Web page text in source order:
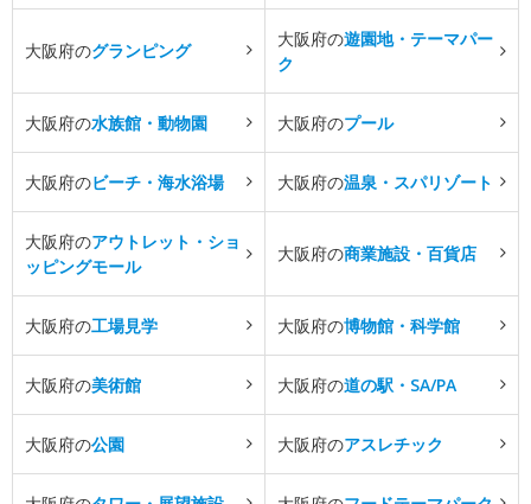
大阪府のグランピング
大阪府の遊園地・テーマパー
ク
大阪府の水族館・動物園 大阪府のプール
大阪府のビーチ・海水浴場 大阪府の温泉・スパリゾート
大阪府のアウトレット・ショ
ッピングモール
大阪府の商業施設・百貨店
大阪府の工場見学 大阪府の博物館・科学館
大阪府の美術館 大阪府の道の駅・SA/PA
大阪府の公園 大阪府のアスレチック